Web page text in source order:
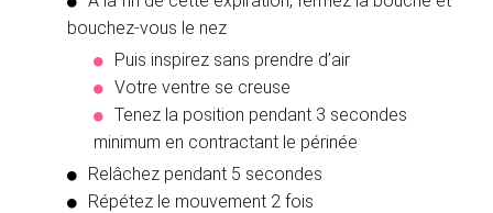
bouchez-vous le nez
Puis inspirez sans prendre d’air
Votre ventre se creuse
Tenez la position pendant 3 secondes
minimum en contractant le périnée
Relâchez pendant 5 secondes
Répétez le mouvement 2 fois